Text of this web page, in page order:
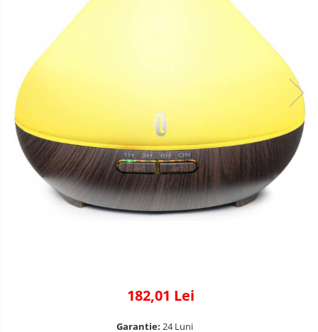
182,01 Lei
Garantie: 24 Luni